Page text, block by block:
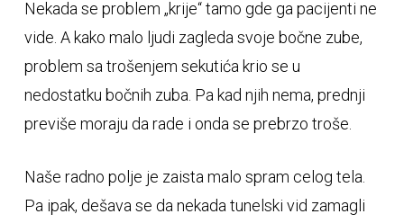
Nekada se problem „krije“ tamo gde ga pacijenti ne
vide. A kako malo ljudi zagleda svoje bočne zube,
problem sa trošenjem sekutića krio se u
nedostatku bočnih zuba. Pa kad njih nema, prednji
previše moraju da rade i onda se prebrzo troše.
Naše radno polje je zaista malo spram celog tela.
Pa ipak, dešava se da nekada tunelski vid zamagli